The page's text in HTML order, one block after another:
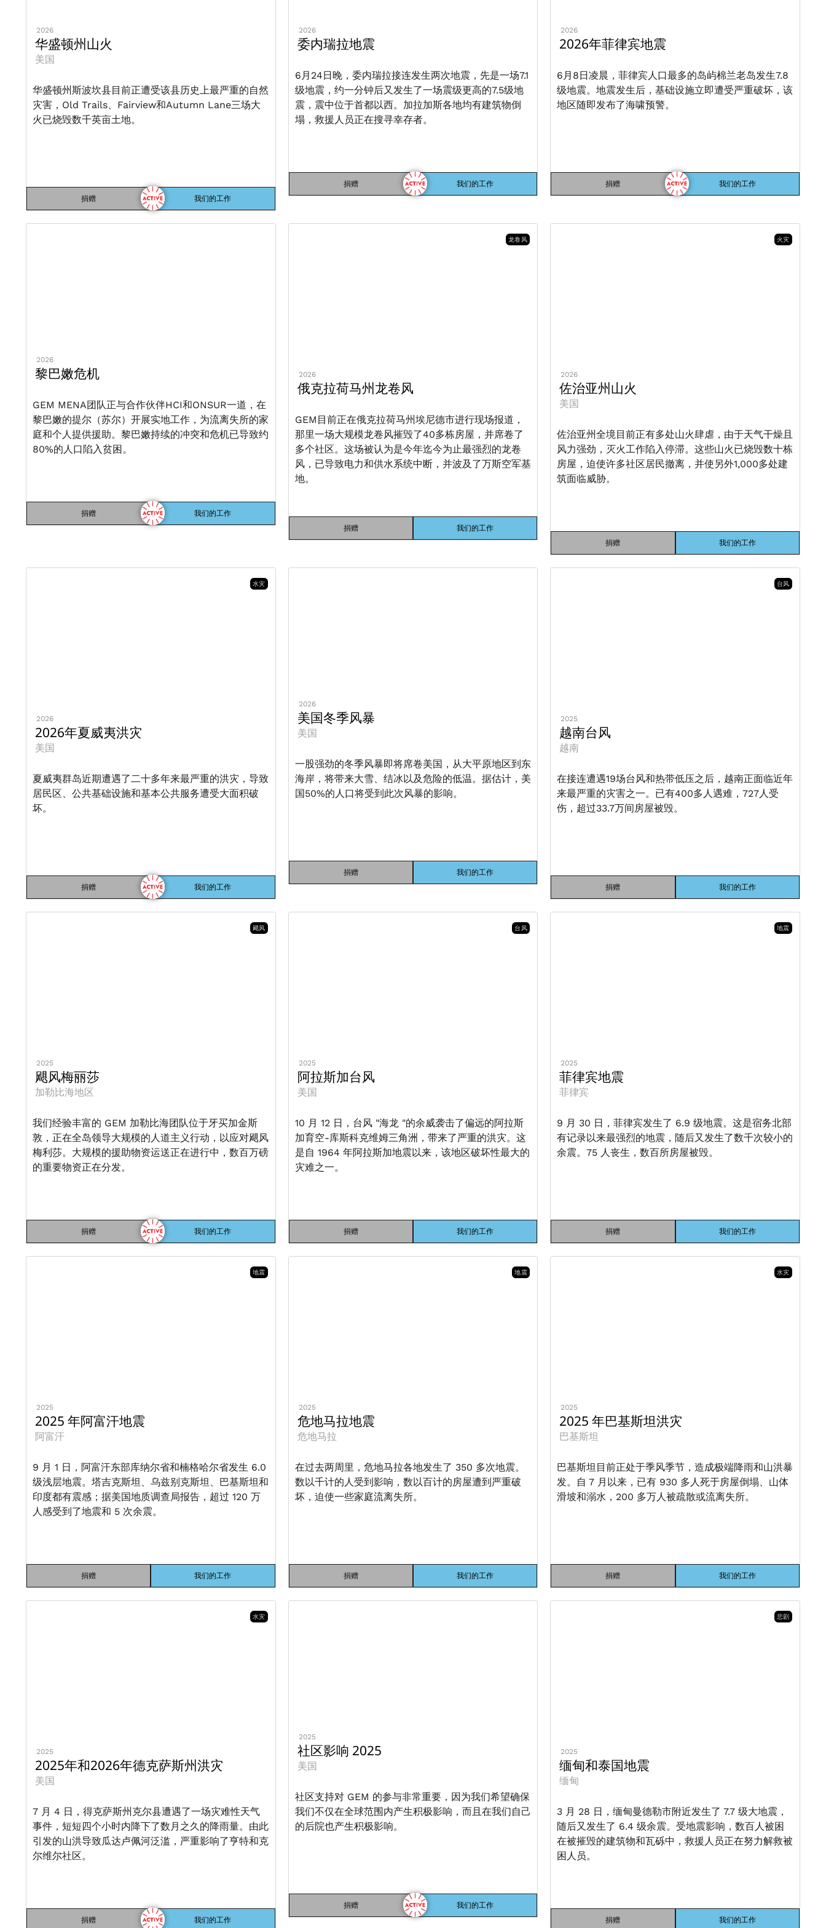
2026
华盛顿州山火
美国
华盛顿州斯波坎县目前正遭受该县历史上最严重的自然
灾害，Old Trails、Fairview和Autumn Lane三场大
火已烧毁数千英亩土地。
捐赠 我们的工作
2026
委内瑞拉地震
6月24日晚，委内瑞拉接连发生两次地震，先是一场7.1
级地震，约一分钟后又发生了一场震级更高的7.5级地
震，震中位于首都以西。加拉加斯各地均有建筑物倒
塌，救援人员正在搜寻幸存者。
捐赠 我们的工作
2026
2026年菲律宾地震
6月8日凌晨，菲律宾人口最多的岛屿棉兰老岛发生7.8
级地震。地震发生后，基础设施立即遭受严重破坏，该
地区随即发布了海啸预警。
捐赠 我们的工作
2026
黎巴嫩危机
GEM MENA团队正与合作伙伴HCI和ONSUR一道，在
黎巴嫩的提尔（苏尔）开展实地工作，为流离失所的家
庭和个人提供援助。黎巴嫩持续的冲突和危机已导致约
80%的人口陷入贫困。
捐赠 我们的工作
龙卷风
2026
俄克拉荷马州龙卷风
GEM目前正在俄克拉荷马州埃尼德市进行现场报道，
那里一场大规模龙卷风摧毁了40多栋房屋，并席卷了
多个社区。这场被认为是今年迄今为止最强烈的龙卷
风，已导致电力和供水系统中断，并波及了万斯空军基
地。
捐赠 我们的工作
火灾
2026
佐治亚州山火
美国
佐治亚州全境目前正有多处山火肆虐，由于天气干燥且
风力强劲，灭火工作陷入停滞。这些山火已烧毁数十栋
房屋，迫使许多社区居民撤离，并使另外1,000多处建
筑面临威胁。
捐赠 我们的工作
水灾
2026
2026年夏威夷洪灾
美国
夏威夷群岛近期遭遇了二十多年来最严重的洪灾，导致
居民区、公共基础设施和基本公共服务遭受大面积破
坏。
捐赠 我们的工作
2026
美国冬季风暴
美国
一股强劲的冬季风暴即将席卷美国，从大平原地区到东
海岸，将带来大雪、结冰以及危险的低温。据估计，美
国50%的人口将受到此次风暴的影响。
捐赠 我们的工作
台风
2025
越南台风
越南
在接连遭遇19场台风和热带低压之后，越南正面临近年
来最严重的灾害之一。已有400多人遇难，727人受
伤，超过33.7万间房屋被毁。
捐赠 我们的工作
飓风
2025
飓风梅丽莎
加勒比海地区
我们经验丰富的 GEM 加勒比海团队位于牙买加金斯
敦，正在全岛领导大规模的人道主义行动，以应对飓风
梅利莎。大规模的援助物资运送正在进行中，数百万磅
的重要物资正在分发。
捐赠 我们的工作
台风
2025
阿拉斯加台风
美国
10 月 12 日，台风 "海龙 "的余威袭击了偏远的阿拉斯
加育空-库斯科克维姆三角洲，带来了严重的洪灾。这
是自 1964 年阿拉斯加地震以来，该地区破坏性最大的
灾难之一。
捐赠 我们的工作
地震
2025
菲律宾地震
菲律宾
9 月 30 日，菲律宾发生了 6.9 级地震。这是宿务北部
有记录以来最强烈的地震，随后又发生了数千次较小的
余震。75 人丧生，数百所房屋被毁。
捐赠 我们的工作
地震
2025
2025 年阿富汗地震
阿富汗
9 月 1 日，阿富汗东部库纳尔省和楠格哈尔省发生 6.0
级浅层地震。塔吉克斯坦、乌兹别克斯坦、巴基斯坦和
印度都有震感；据美国地质调查局报告，超过 120 万
人感受到了地震和 5 次余震。
捐赠 我们的工作
地震
2025
危地马拉地震
危地马拉
在过去两周里，危地马拉各地发生了 350 多次地震。
数以千计的人受到影响，数以百计的房屋遭到严重破
坏，迫使一些家庭流离失所。
捐赠 我们的工作
水灾
2025
2025 年巴基斯坦洪灾
巴基斯坦
巴基斯坦目前正处于季风季节，造成极端降雨和山洪暴
发。自 7 月以来，已有 930 多人死于房屋倒塌、山体
滑坡和溺水，200 多万人被疏散或流离失所。
捐赠 我们的工作
水灾
2025
2025年和2026年德克萨斯州洪灾
美国
7 月 4 日，得克萨斯州克尔县遭遇了一场灾难性天气
事件，短短四个小时内降下了数月之久的降雨量。由此
引发的山洪导致瓜达卢佩河泛滥，严重影响了亨特和克
尔维尔社区。
捐赠 我们的工作
2025
社区影响 2025
美国
社区支持对 GEM 的参与非常重要，因为我们希望确保
我们不仅在全球范围内产生积极影响，而且在我们自己
的后院也产生积极影响。
捐赠 我们的工作
悲剧
2025
缅甸和泰国地震
缅甸
3 月 28 日，缅甸曼德勒市附近发生了 7.7 级大地震，
随后又发生了 6.4 级余震。受地震影响，数百人被困
在被摧毁的建筑物和瓦砾中，救援人员正在努力解救被
困人员。
捐赠 我们的工作